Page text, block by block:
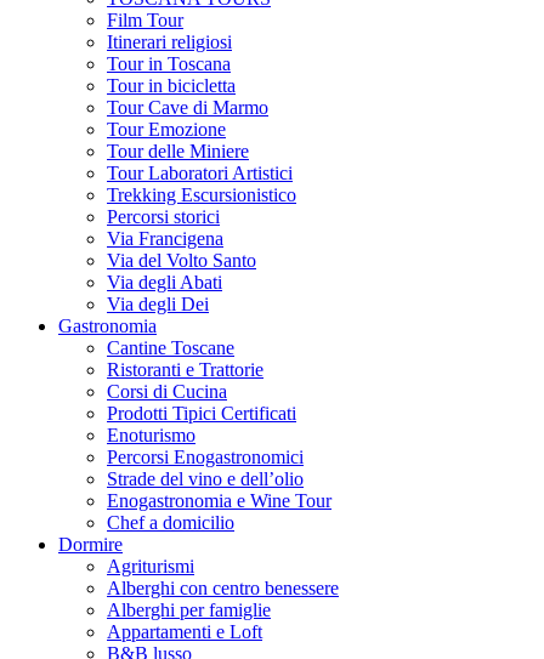
Film Tour
Itinerari religiosi
Tour in Toscana
Tour in bicicletta
Tour Cave di Marmo
Tour Emozione
Tour delle Miniere
Tour Laboratori Artistici
Trekking Escursionistico
Percorsi storici
Via Francigena
Via del Volto Santo
Via degli Abati
Via degli Dei
Gastronomia
Cantine Toscane
Ristoranti e Trattorie
Corsi di Cucina
Prodotti Tipici Certificati
Enoturismo
Percorsi Enogastronomici
Strade del vino e dell’olio
Enogastronomia e Wine Tour
Chef a domicilio
Dormire
Agriturismi
Alberghi con centro benessere
Alberghi per famiglie
Appartamenti e Loft
B&B lusso